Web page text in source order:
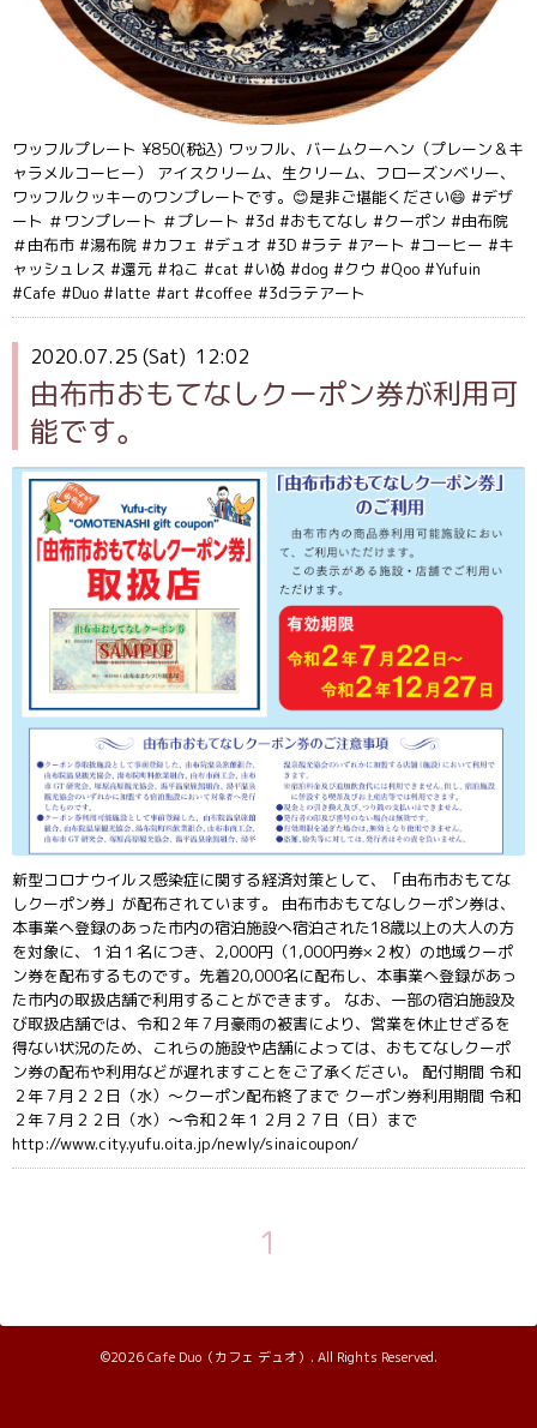
ワッフルプレート ¥850(税込) ワッフル、バームクーヘン（プレーン＆キ
ャラメルコーヒー） アイスクリーム、生クリーム、フローズンベリー、
ワッフルクッキーのワンプレートです。😊是非ご堪能ください😄 #デザ
ート ＃ワンプレート ＃プレート #3d #おもてなし #クーポン #由布院
＃由布市 #湯布院 #カフェ #デュオ #3D #ラテ #アート #コーヒー #キ
ャッシュレス #還元 #ねこ #cat #いぬ #dog #クウ #Qoo #Yufuin
#Cafe #Duo #latte #art #coffee #3dラテアート
2020.07.25 (Sat) 12:02
由布市おもてなしクーポン券が利用可
能です。
新型コロナウイルス感染症に関する経済対策として、「由布市おもてな
しクーポン券」が配布されています。 由布市おもてなしクーポン券は、
本事業へ登録のあった市内の宿泊施設へ宿泊された18歳以上の大人の方
を対象に、１泊１名につき、2,000円（1,000円券×２枚）の地域クーポ
ン券を配布するものです。先着20,000名に配布し、本事業へ登録があっ
た市内の取扱店舗で利用することができます。 なお、一部の宿泊施設及
び取扱店舗では、令和２年７月豪雨の被害により、営業を休止せざるを
得ない状況のため、これらの施設や店舗によっては、おもてなしクーポ
ン券の配布や利用などが遅れますことをご了承ください。 配付期間 令和
２年７月２２日（水）～クーポン配布終了まで クーポン券利用期間 令和
２年７月２２日（水）～令和２年１２月２７日（日）まで
http://www.city.yufu.oita.jp/newly/sinaicoupon/
1
©2026Cafe Duo（カフェ デュオ） . All Rights Reserved.